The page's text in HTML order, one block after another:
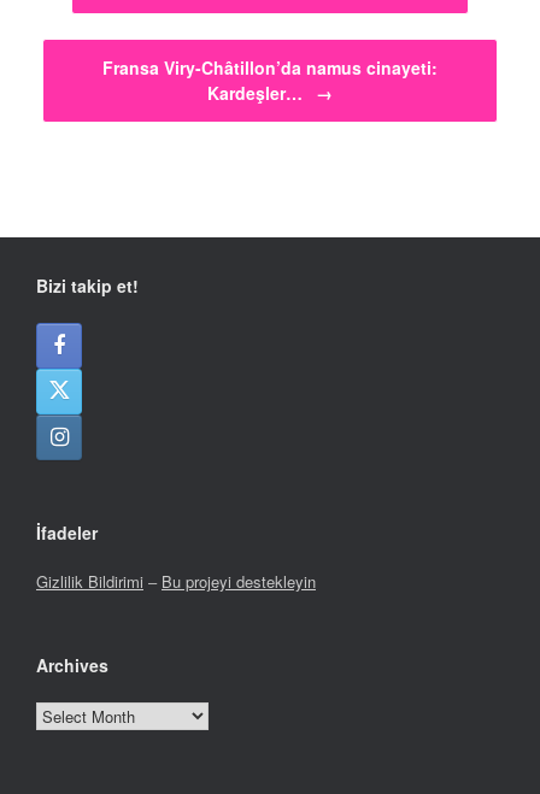
Fransa Viry-Châtillon’da namus cinayeti:
Kardeşler…
→
Bizi takip et!
İfadeler
Gizlilik Bildirimi – Bu projeyi destekleyin
Archives
Archives